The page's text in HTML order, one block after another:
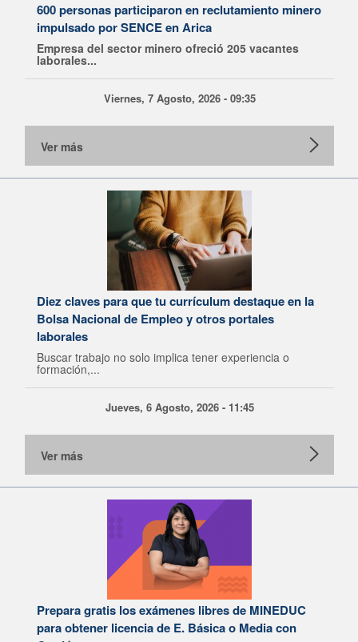
600 personas participaron en reclutamiento minero
impulsado por SENCE en Arica
Empresa del sector minero ofreció 205 vacantes
laborales...
Viernes, 7 Agosto, 2026 - 09:35
Ver más
Diez claves para que tu currículum destaque en la
Bolsa Nacional de Empleo y otros portales
laborales
Buscar trabajo no solo implica tener experiencia o
formación,...
Jueves, 6 Agosto, 2026 - 11:45
Ver más
Prepara gratis los exámenes libres de MINEDUC
para obtener licencia de E. Básica o Media con